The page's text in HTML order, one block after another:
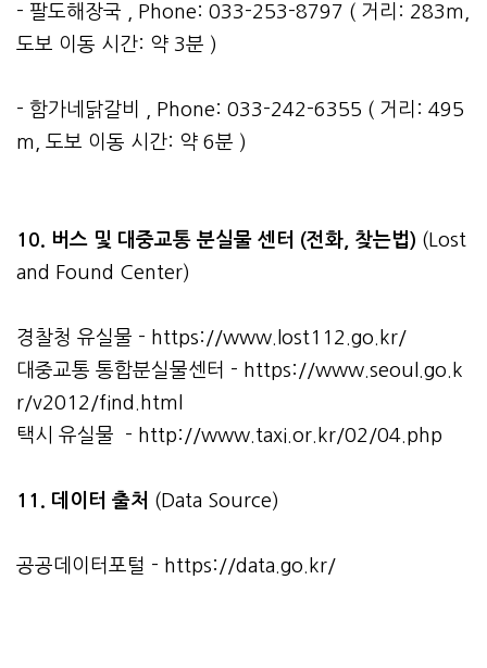
- 팔도해장국 , Phone: 033-253-8797 ( 거리: 283m,
도보 이동 시간: 약 3분 )
- 함가네닭갈비 , Phone: 033-242-6355 ( 거리: 495
m, 도보 이동 시간: 약 6분 )
10. 버스 및 대중교통 분실물 센터 (전화, 찾는법) (Lost
and Found Center)
경찰청 유실물 - https://www.lost112.go.kr/
대중교통 통합분실물센터 - https://www.seoul.go.k
r/v2012/find.html
택시 유실물 - http://www.taxi.or.kr/02/04.php
11. 데이터 출처 (Data Source)
공공데이터포털 - https://data.go.kr/